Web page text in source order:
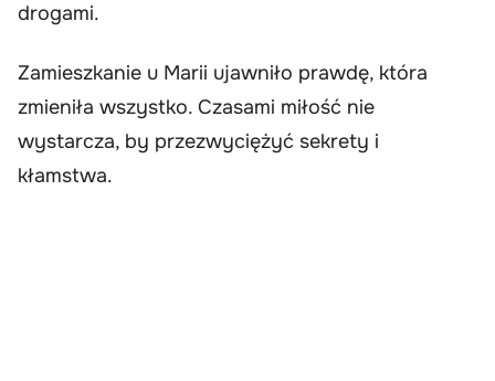
drogami.
Zamieszkanie u Marii ujawniło prawdę, która
zmieniła wszystko. Czasami miłość nie
wystarcza, by przezwyciężyć sekrety i
kłamstwa.